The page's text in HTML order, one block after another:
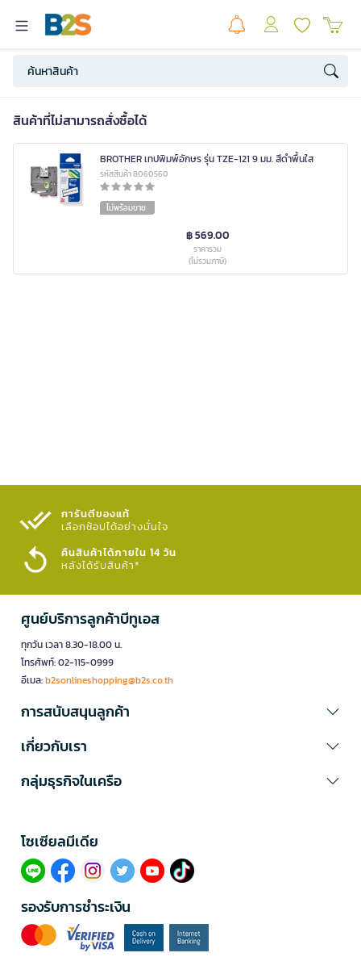
สินค้าที่ไม่สามารถสั่งซื้อได้
BROTHER เทปพิมพ์อักษร รุ่น TZE-121 9 มม. สีดำพื้นใส
รหัสสินค้า 8060560
ไม่พร้อมขาย
฿ 569.00
ราคารวม
(ไม่รวมภาษี)
การันตีของแท้
เลือกช้อปได้อย่างมั่นใจ​
คืนสินค้าได้ภายใน 14 วัน
หลังได้รับสินค้า*
ศูนย์บริการลูกค้าบีทูเอส
ทุกวัน เวลา 8.30-18.00 น.
โทรศัพท์: 02-115-0999
อีเมล:b2sonlineshopping@b2s.co.th
การสนับสนุนลูกค้า
เกี่ยวกับเรา
กลุ่มธุรกิจในเครือ
โซเซียลมีเดีย​
รองรับการชำระเงิน